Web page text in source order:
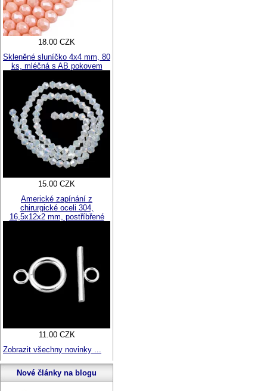
18.00 CZK
Skleněné sluníčko 4x4 mm, 80
ks, mléčná s AB pokovem
15.00 CZK
Americké zapínání z
chirurgické oceli 304,
16,5x12x2 mm, postříbřené
11.00 CZK
Zobrazit všechny novinky ...
Nové články na blogu